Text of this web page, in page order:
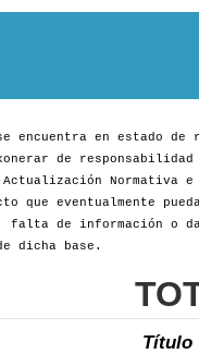
encuentra en estado de
de
Normativa
eventualmente
de información o
dicha base.
Título